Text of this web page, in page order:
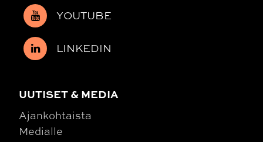
YOUTUBE
LINKEDIN
UUTISET & MEDIA
Ajankohtaista
Medialle